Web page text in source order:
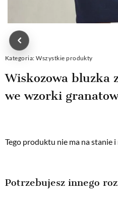
Kategoria: Wszystkie produkty
Wiskozowa bluzka
we wzorki
Tego produktu nie ma na stanie
Potrzebujesz innego